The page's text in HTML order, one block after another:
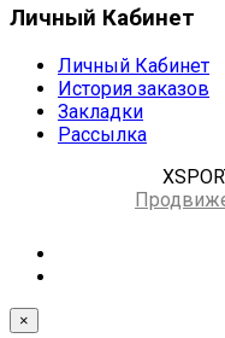
Личный Кабинет
Личный Кабинет
История заказов
Закладки
Рассылка
×